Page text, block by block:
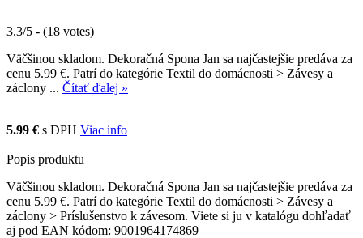
3.3/5 - (18 votes)
Väčšinou skladom. Dekoračná Spona Jan sa najčastejšie predáva za
cenu 5.99 €. Patrí do kategórie Textil do domácnosti > Závesy a
záclony ... Čítať ďalej »
5.99 € s DPH Viac info
Popis produktu
Väčšinou skladom. Dekoračná Spona Jan sa najčastejšie predáva za
cenu 5.99 €. Patrí do kategórie Textil do domácnosti > Závesy a
záclony > Príslušenstvo k závesom. Viete si ju v katalógu dohľadať
aj pod EAN kódom: 9001964174869